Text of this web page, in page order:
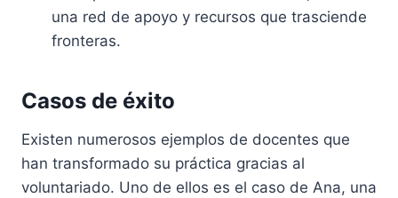
una red de apoyo y recursos que trasciende
fronteras.
Casos de éxito
Existen numerosos ejemplos de docentes que
han transformado su práctica gracias al
voluntariado. Uno de ellos es el caso de Ana, una